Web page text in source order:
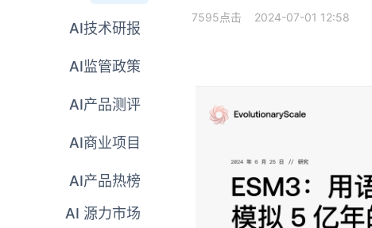
AI技术研报
AI监管政策
AI产品测评
AI商业项目
AI产品热榜
AI 源力市场
7595点击 2024-07-01 12:58